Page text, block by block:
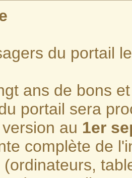
du portail
ans de bons
portail sera
au 1er
complète de
(ordinateurs,